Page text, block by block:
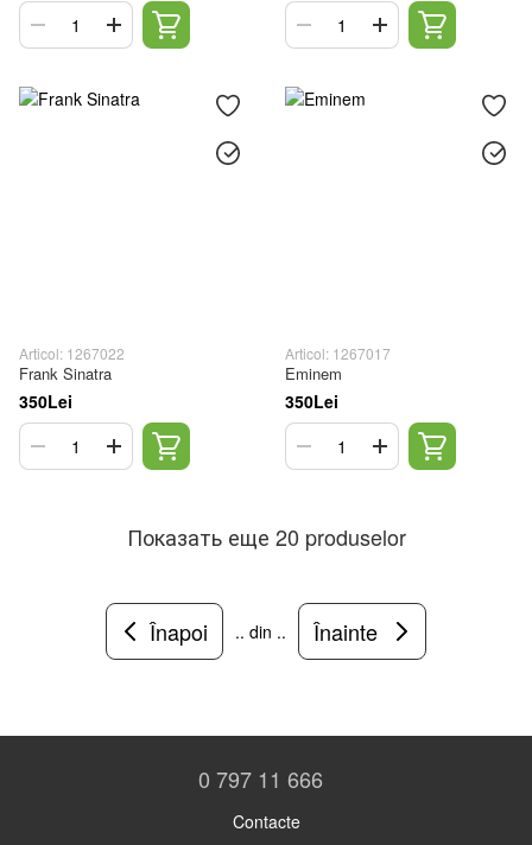
Articol: 1267022
Frank Sinatra
350Lei
Articol: 1267017
Eminem
350Lei
Показать еще 20 produselor
Înapoi .. din .. Înainte
0 797 11 666
Contacte